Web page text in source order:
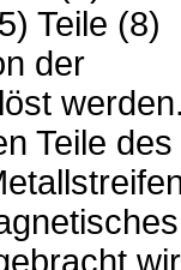
Teile (8)
der
Teile des